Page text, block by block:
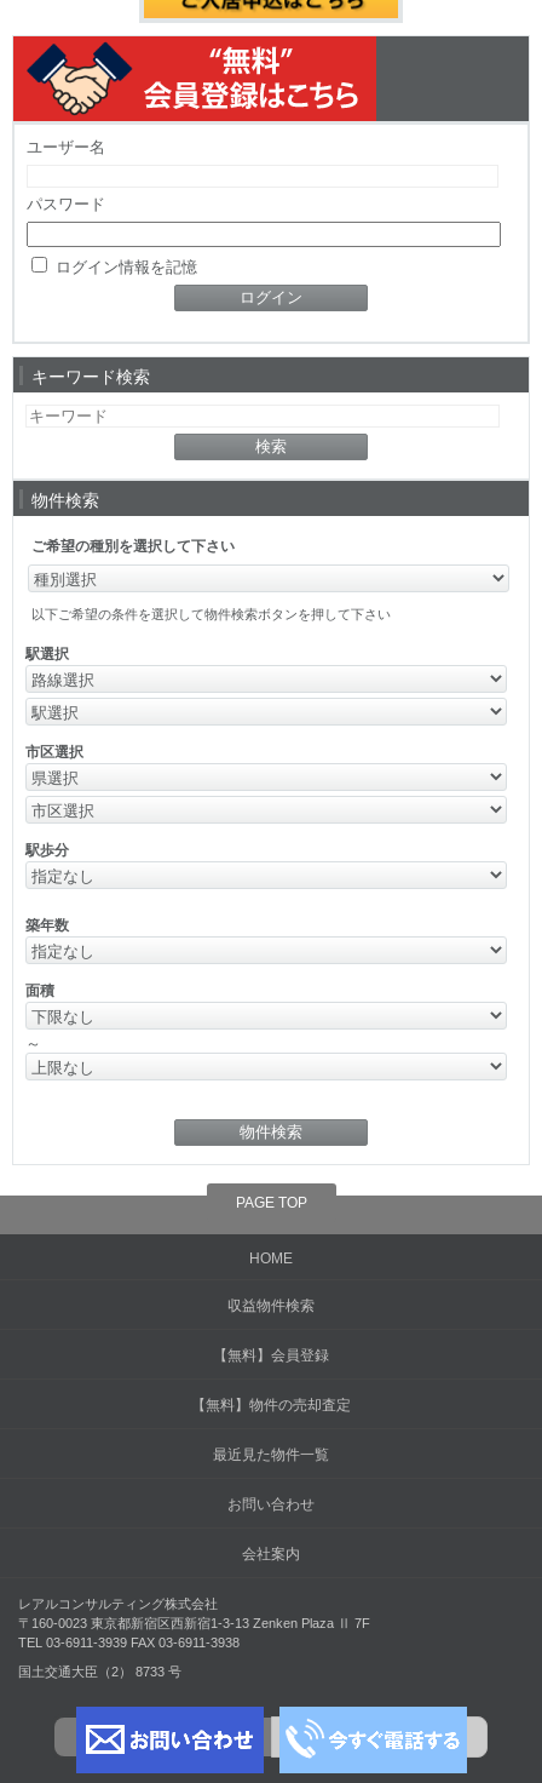
ユーザー名
パスワード
ログイン情報を記憶
キーワード検索
物件検索
ご希望の種別を選択して下さい
以下ご希望の条件を選択して物件検索ボタンを押して下さい
駅選択
市区選択
駅歩分
築年数
面積
～
PAGE TOP
HOME
収益物件検索
【無料】会員登録
【無料】物件の売却査定
最近見た物件一覧
お問い合わせ
会社案内
レアルコンサルティング株式会社
〒160-0023 東京都新宿区西新宿1-3-13 Zenken Plaza Ⅱ 7F
TEL 03-6911-3939 FAX 03-6911-3938
国土交通大臣（2） 8733 号
PC スマートフォン